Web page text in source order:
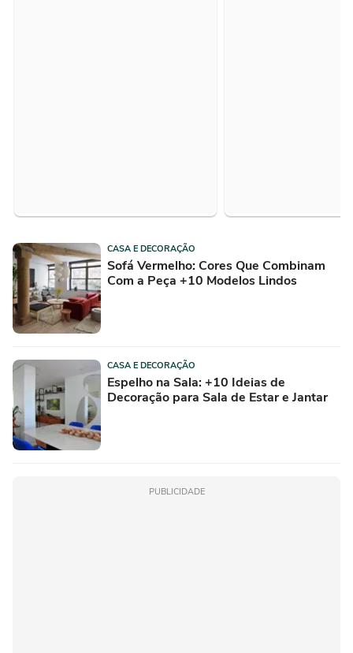
CASA E DECORAÇÃO
Sofá Vermelho: Cores Que Combinam
Com a Peça +10 Modelos Lindos
CASA E DECORAÇÃO
Espelho na Sala: +10 Ideias de
Decoração para Sala de Estar e Jantar
PUBLICIDADE